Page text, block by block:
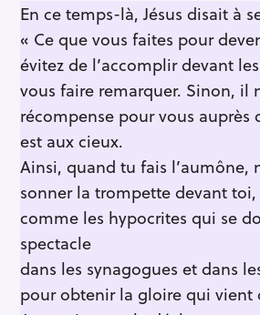
En ce temps-là, Jésus disait à
« Ce que vous faites pour
évitez de l’accomplir devant
vous faire remarquer. Sinon, il
récompense pour vous auprès
est aux cieux.
Ainsi, quand tu fais l’aumône,
sonner la trompette devant toi,
comme les hypocrites qui se
spectacle
dans les synagogues et dans
pour obtenir la gloire qui vient